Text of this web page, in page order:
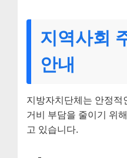
지역사회
안내
지방자치단체는 안정적
거비 부담을 줄이기 위
고 있습니다.